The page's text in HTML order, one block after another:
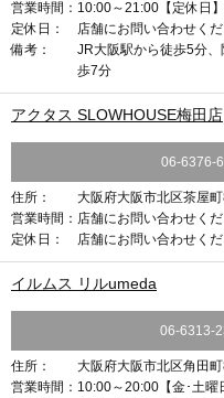
営業時間： 10:00～21:00【定休日
定休日：
店舗にお問い合わせく
備考：
JR大阪駅から徒歩5分
歩7分
アクタス SLOWHOUSE梅田店
06-6376-
住所：
大阪府大阪市北区茶屋
営業時間： 店舗にお問い合わせく
定休日：
店舗にお問い合わせく
イルムス リルumeda
06-6313-
住所：
大阪府大阪市北区角田
営業時間： 10:00～20:00【金･土